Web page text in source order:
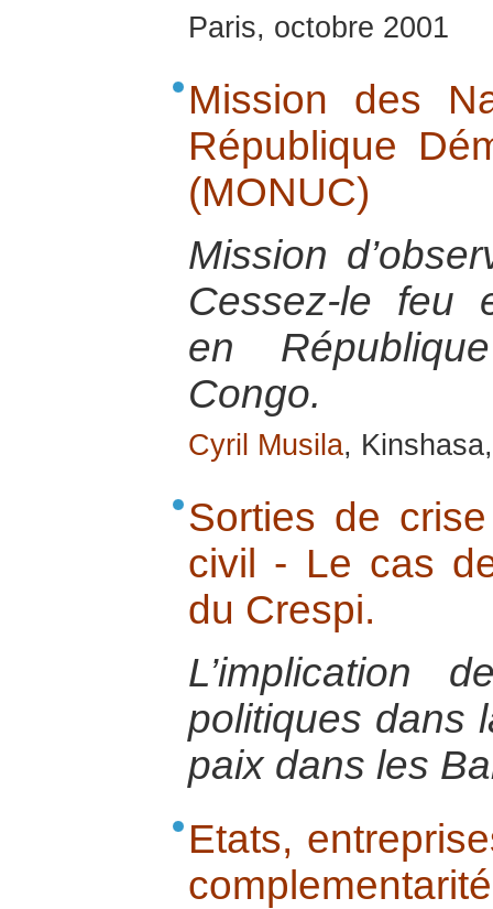
Paris, octobre 2001
Mission des
République
(MONUC)
Mission
Cessez-le feu
en
Congo.
Cyril Musila,
Sorties de
civil - Le cas
du Crespi.
L’implication
politiques dans
paix dans les
Etats,